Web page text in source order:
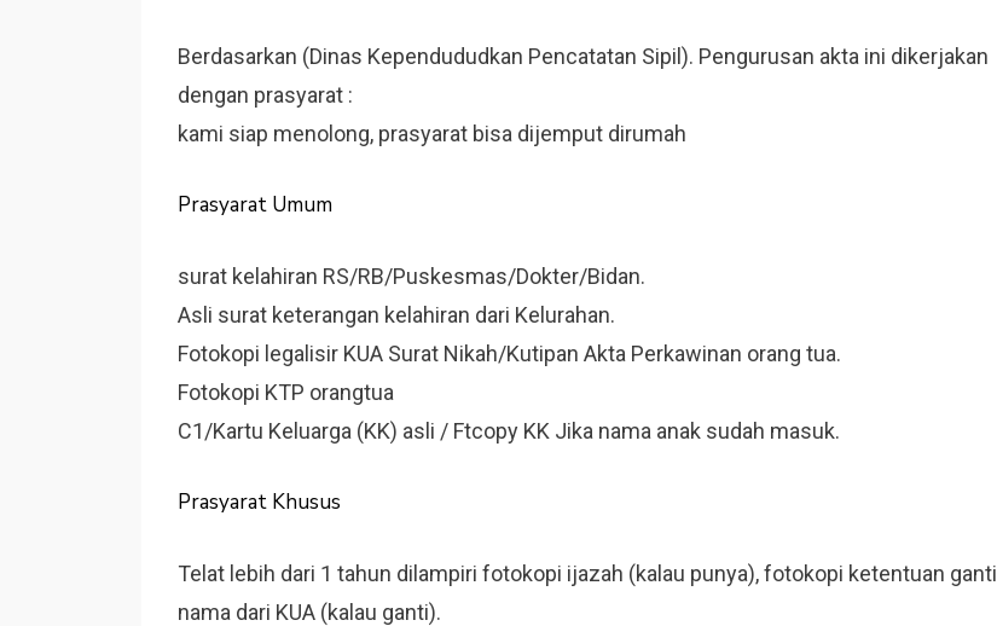
Berdasarkan (Dinas Kependududkan Pencatatan Sipil). Pengurusan akta ini dikerjakan
dengan prasyarat :
kami siap menolong, prasyarat bisa dijemput dirumah
Prasyarat Umum
surat kelahiran RS/RB/Puskesmas/Dokter/Bidan.
Asli surat keterangan kelahiran dari Kelurahan.
Fotokopi legalisir KUA Surat Nikah/Kutipan Akta Perkawinan orang tua.
Fotokopi KTP orangtua
C1/Kartu Keluarga (KK) asli / Ftcopy KK Jika nama anak sudah masuk.
Prasyarat Khusus
Telat lebih dari 1 tahun dilampiri fotokopi ijazah (kalau punya), fotokopi ketentuan ganti
nama dari KUA (kalau ganti).